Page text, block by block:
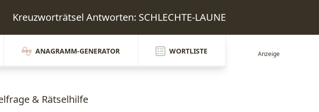
Kreuzworträtsel Antworten: SCHLECHTE-LAUNE
ANAGRAMM-GENERATOR WORTLISTE
& Rätselhilfe